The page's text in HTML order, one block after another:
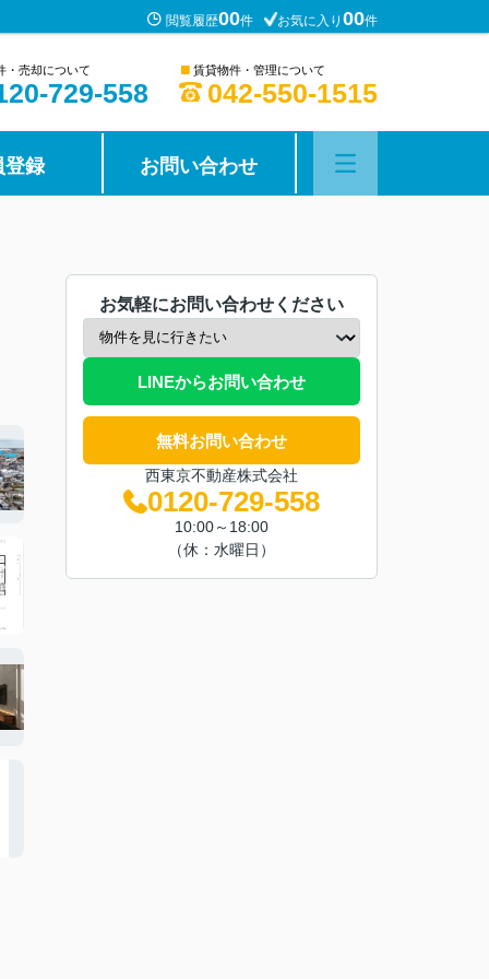
閲覧履歴00件 お気に入り 00件
・売却について
729-558
■ 賃貸物件・管理について
042-550-1515
登録 お問い合わせ
お気軽にお問い合わせください
LINEからお問い合わせ
無料お問い合わせ
西東京不動産株式会社
0120-729-558
10:00～18:00
（休：水曜日）